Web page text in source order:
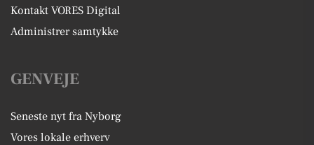
Kontakt VORES Digital
Administrer samtykke
GENVEJE
Seneste nyt fra Nyborg
Vores lokale erhverv